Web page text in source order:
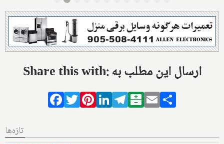
Share this with: ارسال این مطلب به
Facebook
TwitterPinterestLinkedIn
Telegram
Balatarin
Email
تازه‌ها